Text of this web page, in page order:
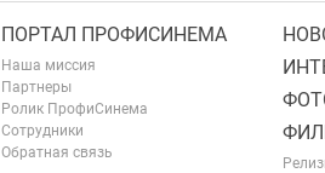
ПОРТАЛ ПРОФИСИНЕМА
Наша миссия
Партнеры
Ролик ПрофиСинема
Сотрудники
Обратная связь